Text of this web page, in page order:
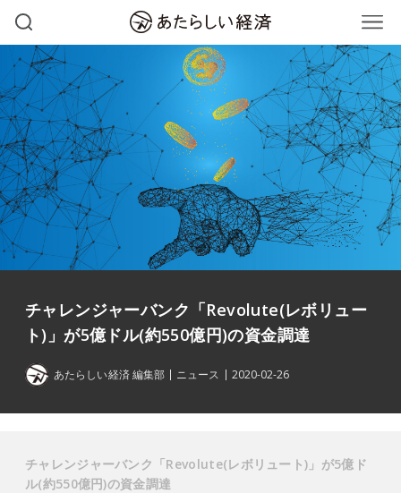
チャレンジャーバンク「Revolute(レボリュー
ト)」が5億ドル(約550億円)の資金調達
あたらしい経済 編集部 ニュース 2020-02-26
チャレンジャーバンク「Revolute(レボリュート)」が5億ド
ル(約550億円)の資金調達